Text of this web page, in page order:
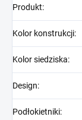
Produkt:
Kolor konstrukcji:
Kolor siedziska:
Design:
Podłokietniki: